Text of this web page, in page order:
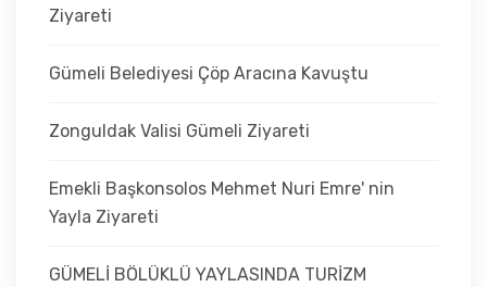
Ziyareti
Gümeli Belediyesi Çöp Aracına Kavuştu
Zonguldak Valisi Gümeli Ziyareti
Emekli Başkonsolos Mehmet Nuri Emre' nin
Yayla Ziyareti
GÜMELİ BÖLÜKLÜ YAYLASINDA TURİZM